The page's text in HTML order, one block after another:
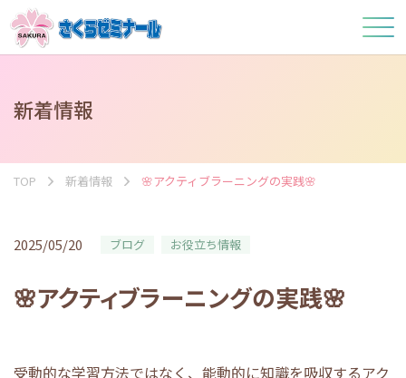
新着情報
TOP 新着情報 🌸アクティブラーニングの実践🌸
2025/05/20 ブログ お役立ち情報
🌸アクティブラーニングの実践🌸
受動的な学習方法ではなく、能動的に知識を吸収するアク